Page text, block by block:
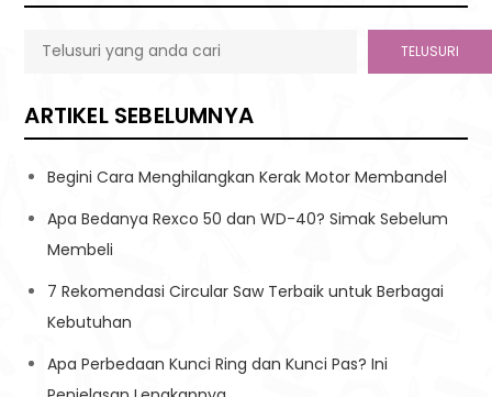
TELUSURI
ARTIKEL SEBELUMNYA
Begini Cara Menghilangkan Kerak Motor Membandel
Apa Bedanya Rexco 50 dan WD-40? Simak Sebelum
Membeli
7 Rekomendasi Circular Saw Terbaik untuk Berbagai
Kebutuhan
Apa Perbedaan Kunci Ring dan Kunci Pas? Ini